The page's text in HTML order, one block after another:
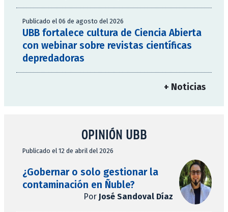
Publicado el 06 de agosto del 2026
UBB fortalece cultura de Ciencia Abierta
con webinar sobre revistas científicas
depredadoras
+ Noticias
OPINIÓN UBB
Publicado el 12 de abril del 2026
¿Gobernar o solo gestionar la
contaminación en Ñuble?
Por José Sandoval Díaz